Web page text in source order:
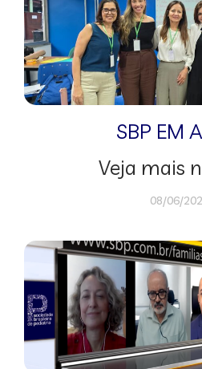
SBP EM
Veja mais
08/06/